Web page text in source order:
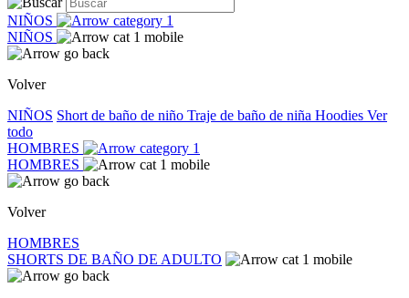
NIÑOS
NIÑOS
Volver
NIÑOS Short de baño de niño Traje de baño de niña Hoodies Ver
todo
HOMBRES
HOMBRES
Volver
HOMBRES
SHORTS DE BAÑO DE ADULTO